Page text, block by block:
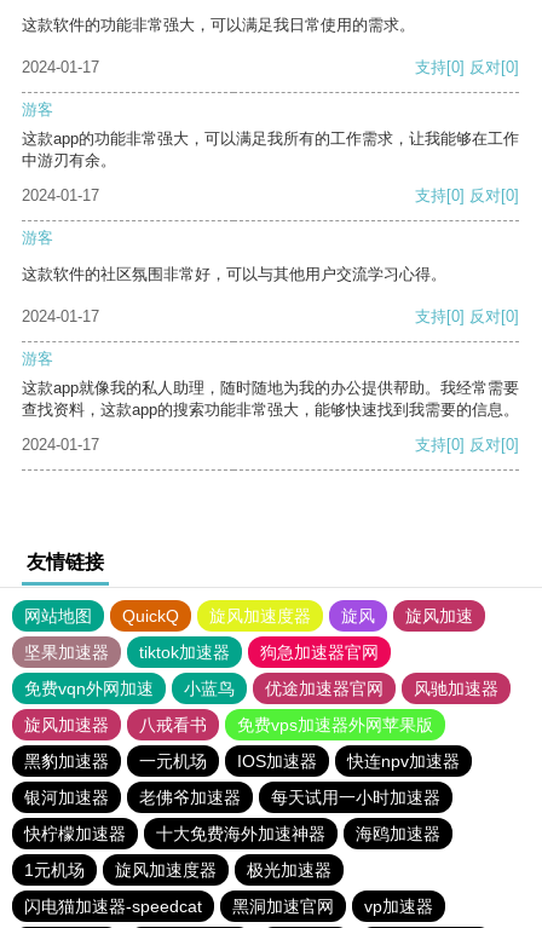
这款软件的功能非常强大，可以满足我日常使用的需求。
2024-01-17 支持[0] 反对[0]
游客
这款app的功能非常强大，可以满足我所有的工作需求，让我能够在工作
中游刃有余。
2024-01-17
支持[0] 反对[0]
游客
这款软件的社区氛围非常好，可以与其他用户交流学习心得。
2024-01-17 支持[0] 反对[0]
游客
这款app就像我的私人助理，随时随地为我的办公提供帮助。我经常需要
查找资料，这款app的搜索功能非常强大，能够快速找到我需要的信息。
2024-01-17
支持[0] 反对[0]
友情链接
网站地图 QuickQ 旋风加速度器 旋风
旋风加速
坚果加速器
tiktok加速器
狗急加速器官网
免费vqn外网加速
小蓝鸟 优途加速器官网
风驰加速器
旋风加速器
八戒看书
免费vps加速器外网苹果版
黑豹加速器
一元机场 IOS加速器
快连npv加速器
银河加速器
老佛爷加速器
每天试用一小时加速器
快柠檬加速器
十大免费海外加速神器
海鸥加速器
1元机场
旋风加速度器
极光加速器
闪电猫加速器-speedcat
黑洞加速官网 vp加速器